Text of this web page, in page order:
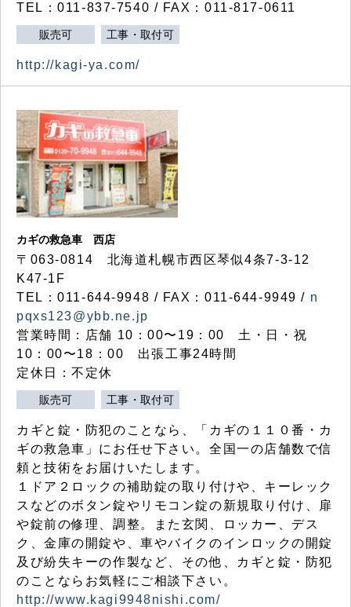
TEL：011-837-7540 / FAX：011-817-0611
販売可 工事・取付可
http://kagi-ya.com/
カギの救急車 西店
〒063-0814 北海道札幌市西区琴似4条7-3-12
K47-1F
TEL：011-644-9948 / FAX：011-644-9949 / n
pqxs123@ybb.ne.jp
営業時間：店舗 10：00〜19：00 土・日・祝
10：00〜18：00 出張工事24時間
定休日：不定休
販売可 工事・取付可
カギと錠・防犯のことなら、「カギの１１０番・カ
ギの救急車」にお任せ下さい。全国一の店舗数で信
頼と技術をお届けいたします。
１ドア２ロックの補助錠の取り付けや、キーレック
スなどのボタン錠やリモコン錠の新規取り付け、扉
や錠前の修理、調整。また玄関、ロッカー、デス
ク、金庫の開錠や、車やバイクのインロックの開錠
及び紛失キーの作製など、その他、カギと錠・防犯
のことならお気軽にご相談下さい。
http://www.kagi9948nishi.com/